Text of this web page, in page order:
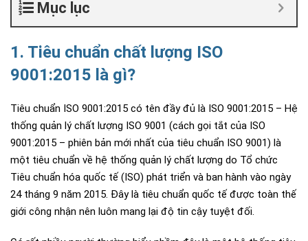
Mục lục
1. Tiêu chuẩn chất lượng ISO
9001:2015 là gì?
Tiêu chuẩn ISO 9001:2015 có tên đầy đủ là ISO 9001:2015 – Hệ
thống quản lý chất lượng ISO 9001 (cách gọi tắt của ISO
9001:2015 – phiên bản mới nhất của tiêu chuẩn ISO 9001) là
một tiêu chuẩn về hệ thống quản lý chất lượng do Tổ chức
Tiêu chuẩn hóa quốc tế (ISO) phát triển và ban hành vào ngày
24 tháng 9 năm 2015. Đây là tiêu chuẩn quốc tế được toàn thế
giới công nhận nên luôn mang lại độ tin cậy tuyệt đối.